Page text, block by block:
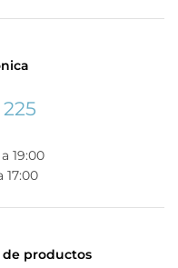
19:00
17:00
productos